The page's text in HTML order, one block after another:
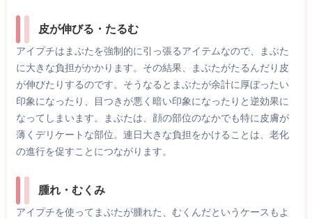
皮が伸びる・たるむ
アイプチはまぶたを強制的に引っ張るアイテムなので、まぶた
に大きな負担がかかります。その結果、まぶたがたるんだり皮
が伸びたりするのです。そうなるとまぶたが余計に厚ぼったい
印象になったり、目つきが悪く暗い印象になったりと逆効果に
なってしまいます。まぶたは、顔の部位のなかでも特に皮膚が
薄くデリケートな部位。連日大きな負担をかけることは、老化
の進行を促すことにつながります。
腫れ・むくみ
アイプチを使ってまぶたが腫れた、むくんだというケースもよ